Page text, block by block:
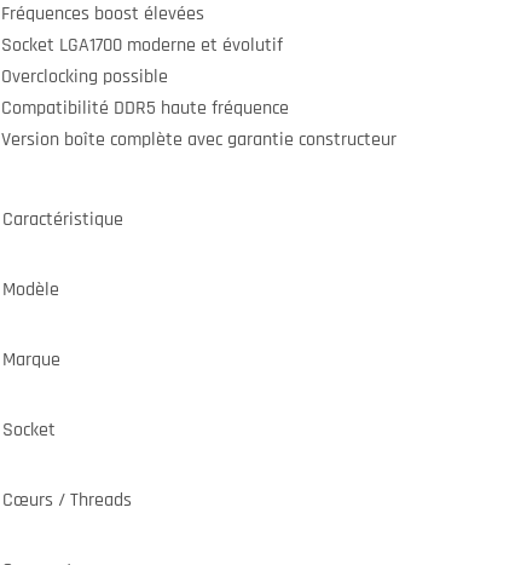
Fréquences boost élevées
Socket LGA1700 moderne et évolutif
Overclocking possible
Compatibilité DDR5 haute fréquence
Version boîte complète avec garantie constructeur
Caractéristique
Modèle
Marque
Socket
Cœurs / Threads